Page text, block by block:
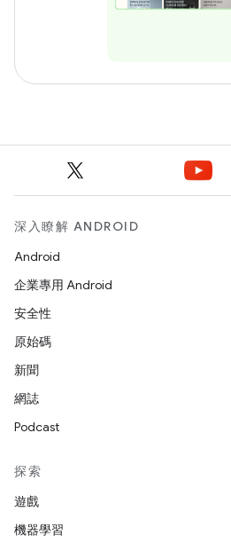
深入瞭解 ANDROID
Android
企業專用 Android
安全性
原始碼
新聞
網誌
Podcast
探索
遊戲
機器學習